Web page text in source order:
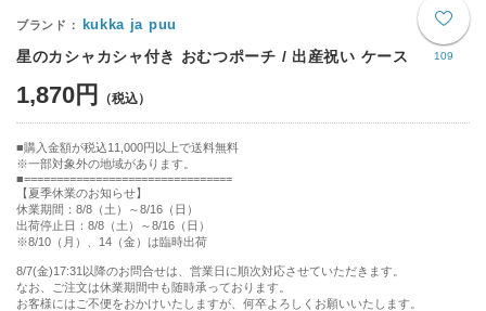
109
kukka ja puu
星のカシャカシャ付き おむつポーチ / 出産祝い ケース
1,870円
購入金額が税込11,000円以上で送料無料
※一部対象外の地域があります。
================================
【夏季休業のお知らせ】
休業期間：8/8（土）～8/16（日）
出荷停止日：8/8（土）～8/16（日）
※8/10（月）、14（金）は臨時出荷
8/7(金)17:31以降のお問合せは、営業日に順次対応させていただきます。
なお、ご注文は休業期間中も随時承っております。
お客様にはご不便をおかけいたしますが、何卒よろしくお願いいたします。